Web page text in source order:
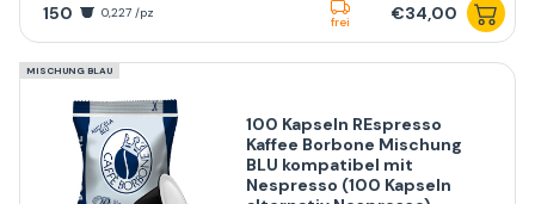
150 0,227 /pz
frei €34,00
MISCHUNG BLAU
100 Kapseln REspresso
Kaffee Borbone Mischung
BLU kompatibel mit
Nespresso (100 Kapseln